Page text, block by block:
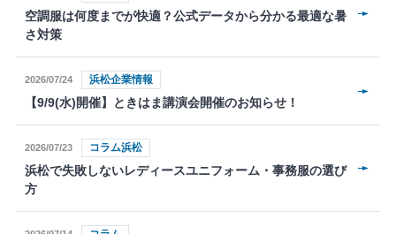
空調服は何度までが快適？公式データから分かる最適な暑
さ対策
2026/07/24 浜松企業情報
【9/9(水)開催】ときはま講演会開催のお知らせ！
2026/07/23 コラム浜松
浜松で失敗しないレディースユニフォーム・事務服の選び
方